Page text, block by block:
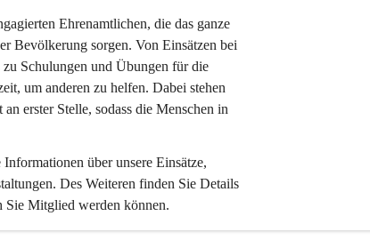
Ehrenamtlichen, die das ganze
Bevölkerung sorgen. Von Einsätzen bei
Schulungen und Übungen für die
um anderen zu helfen. Dabei stehen
erster Stelle, sodass die Menschen in
über unsere Einsätze,
Des Weiteren finden Sie Details
Sie Mitglied werden können.